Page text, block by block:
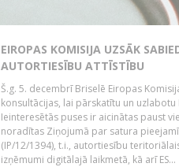
EIROPAS KOMISIJA UZSĀK
AUTORTIESĪBU ATTĪSTĪBU
Š.g. 5. decembrī Briselē Eiropas
konsultācijas, lai pārskatītu un uzlabotu
Ieinteresētās puses ir aicinātas paust
noradītas Ziņojumā par satura
(IP/12/1394), t.i., autortiesību
izņēmumi digitālajā laikmetā, kā arī ES...